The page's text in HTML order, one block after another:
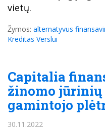
vietų.
Žymos: alternatyvus
Kreditas Verslui
Capitalia
žinomo
gamintojo
30.11.2022